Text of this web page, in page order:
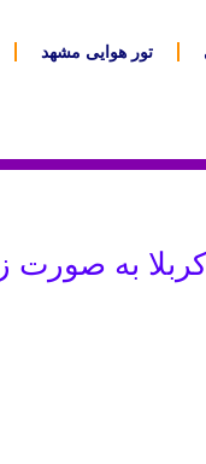
تور هوایی مشهد
به صورت